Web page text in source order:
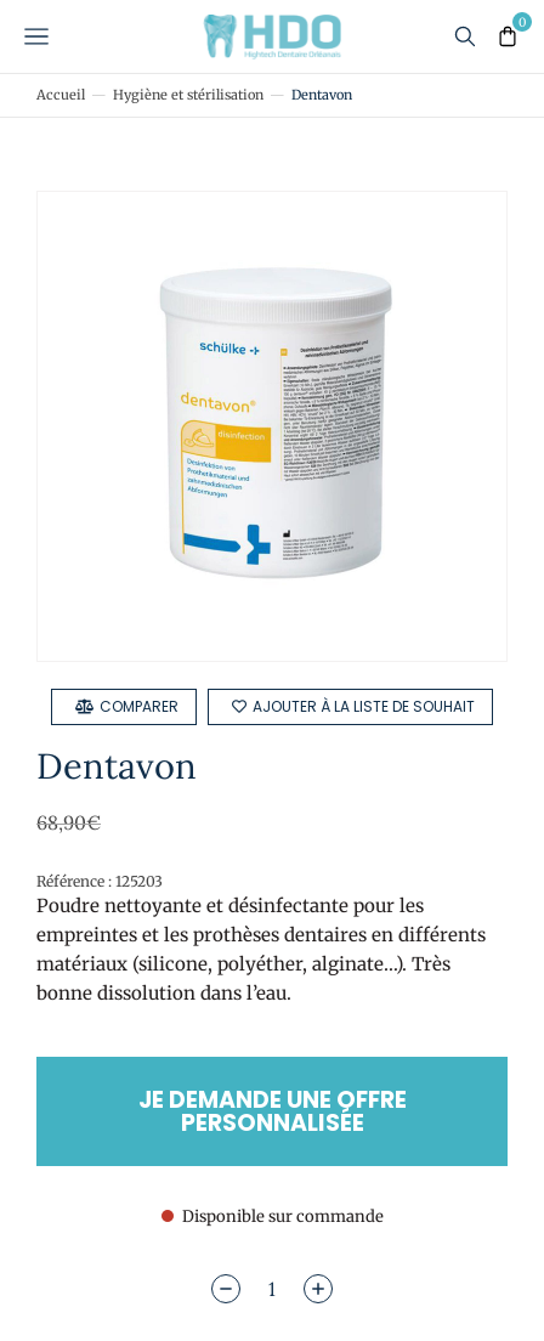
Vous êtes ici :
Accueil Hygiène et stérilisation Dentavon
AJOUTER À LA LISTE DE SOUHAIT
COMPARER
Dentavon
68,90€
Référence : 125203
Poudre nettoyante et désinfectante pour les
empreintes et les prothèses dentaires en différents
matériaux (silicone, polyéther, alginate…). Très
bonne dissolution dans l’eau.
JE DEMANDE UNE OFFRE
PERSONNALISÉE
Disponible sur commande